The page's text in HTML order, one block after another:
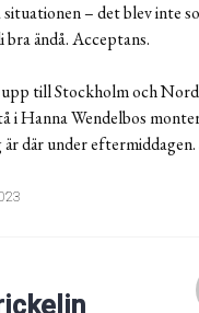
– det blev inte
ändå. Acceptans.
till Stockholm och
i Hanna Wendelbos
där under eftermiddagen.